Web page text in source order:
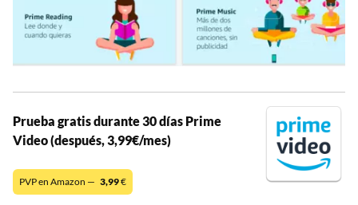
Prueba gratis durante 30 días Prime
Video (después, 3,99€/mes)
PVP en Amazon — 3,99€